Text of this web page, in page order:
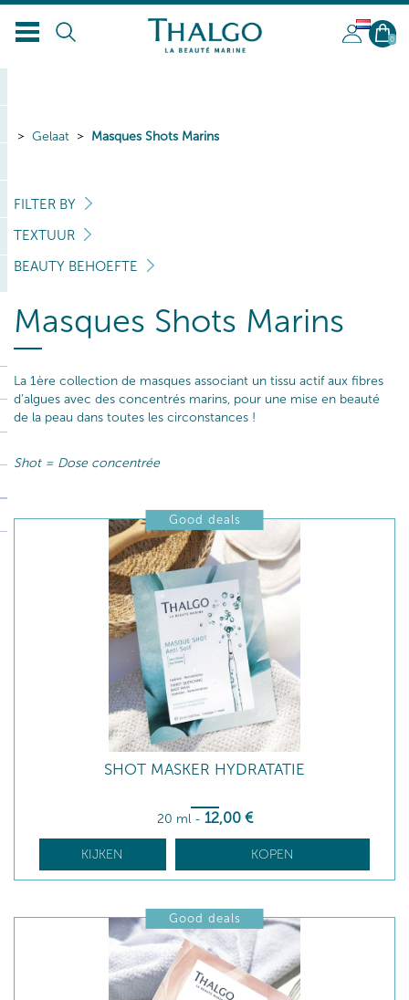
NL
0
Gelaat Masques Shots Marins
FILTER BY
TEXTUUR
BEAUTY BEHOEFTE
Masques Shots Marins
La 1ère collection de masques associant un tissu actif aux fibres
d’algues avec des concentrés marins, pour une mise en beauté
de la peau dans toutes les circonstances !
Shot = Dose concentrée
Good deals
SHOT MASKER HYDRATATIE
20 ml - 12,00 €
KIJKEN KOPEN
Good deals